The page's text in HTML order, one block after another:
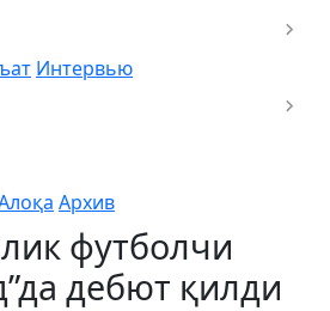
Интервью
Архив
футболчи
дебют қилди